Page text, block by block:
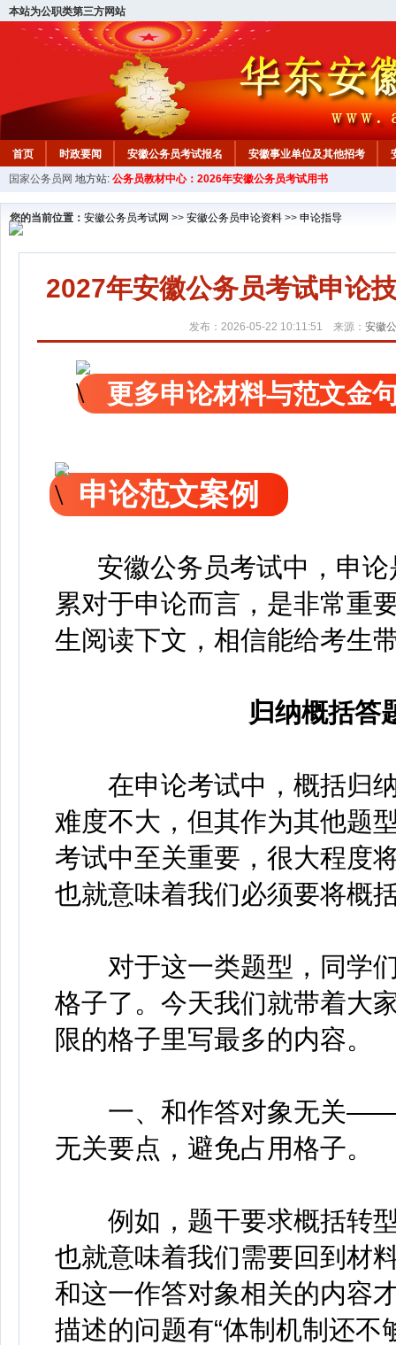
本站为公职类第三方网站
首页 时政要闻 安徽公务员考试报名 安徽事业单位及其他招考
安徽公务员行测试题 在线咨询 教材中心
国家公务员网 地方站: 公务员教材中心：2026年安徽公务员考试用书
您的当前位置： 安徽公务员考试网 >> 安徽公务员申论资料 >> 申论指导
2027年安徽公务员考试申论
发布：2026-05-22 10:11:51 来源： 安徽
更多申论材料与范文金
申论范文案例
安徽公务员考试中，申论
累对于申论而言，是非常重
生阅读下文，相信能给考生
归纳概括答
在申论考试中，概括归纳
难度不大，但其作为其他题
考试中至关重要，很大程度
也就意味着我们必须要将概
对于这一类题型，同学们
格子了。今天我们就带着大
限的格子里写最多的内容。
一、和作答对象无关——
无关要点，避免占用格子。
例如，题干要求概括转型
也就意味着我们需要回到材
和这一作答对象相关的内容
描述的问题有“体制机制还